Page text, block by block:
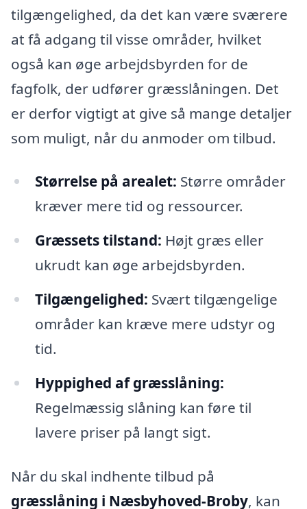
tilgængelighed, da det kan være sværere
at få adgang til visse områder, hvilket
også kan øge arbejdsbyrden for de
fagfolk, der udfører græsslåningen. Det
er derfor vigtigt at give så mange detaljer
som muligt, når du anmoder om tilbud.
Størrelse på arealet: Større områder
kræver mere tid og ressourcer.
Græssets tilstand: Højt græs eller
ukrudt kan øge arbejdsbyrden.
Tilgængelighed: Svært tilgængelige
områder kan kræve mere udstyr og
tid.
Hyppighed af græsslåning:
Regelmæssig slåning kan føre til
lavere priser på langt sigt.
Når du skal indhente tilbud på
græsslåning i Næsbyhoved-Broby, kan